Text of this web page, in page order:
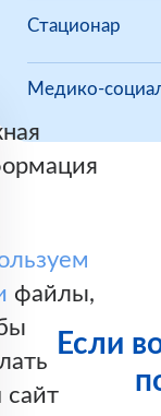
Стационар
Медико-
Если
файлы,